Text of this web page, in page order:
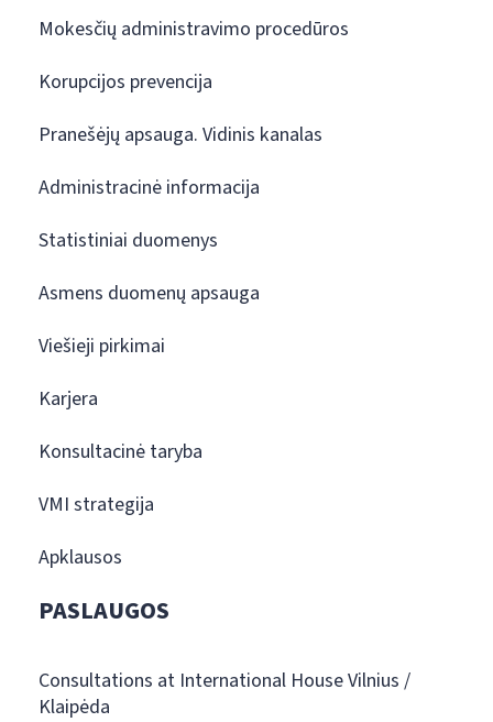
Mokesčių administravimo procedūros
Korupcijos prevencija
Pranešėjų apsauga. Vidinis kanalas
Administracinė informacija
Statistiniai duomenys
Asmens duomenų apsauga
Viešieji pirkimai
Karjera
Konsultacinė taryba
VMI strategija
Apklausos
PASLAUGOS
Consultations at International House Vilnius /
Klaipėda